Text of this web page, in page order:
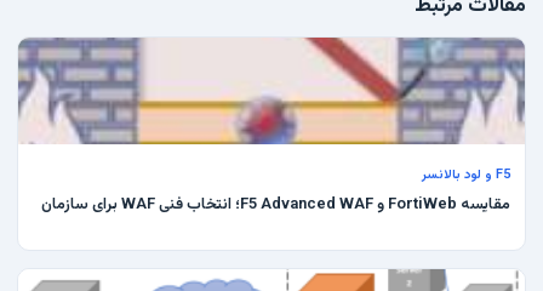
F5 و لود بالانسر
مقایسه FortiWeb و F5 Advanced WAF؛ انتخاب فنی WAF برای سازمان